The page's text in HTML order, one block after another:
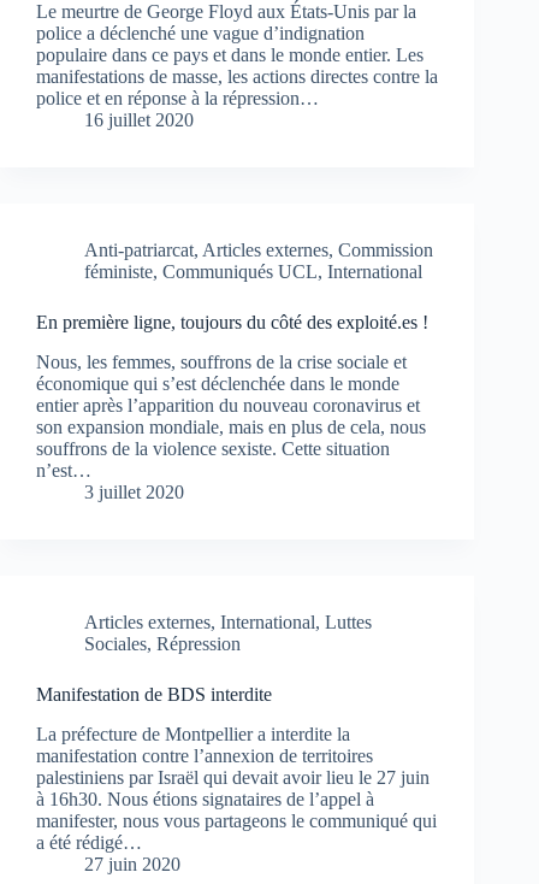
Le meurtre de George Floyd aux États-Unis par la
police a déclenché une vague d’indignation
populaire dans ce pays et dans le monde entier. Les
manifestations de masse, les actions directes contre la
police et en réponse à la répression…
16 juillet 2020
Anti-patriarcat, Articles externes, Commission
féministe, Communiqués UCL, International
En première ligne, toujours du côté des exploité.es !
Nous, les femmes, souffrons de la crise sociale et
économique qui s’est déclenchée dans le monde
entier après l’apparition du nouveau coronavirus et
son expansion mondiale, mais en plus de cela, nous
souffrons de la violence sexiste. Cette situation
n’est…
3 juillet 2020
Articles externes, International, Luttes
Sociales, Répression
Manifestation de BDS interdite
La préfecture de Montpellier a interdite la
manifestation contre l’annexion de territoires
palestiniens par Israël qui devait avoir lieu le 27 juin
à 16h30. Nous étions signataires de l’appel à
manifester, nous vous partageons le communiqué qui
a été rédigé…
27 juin 2020